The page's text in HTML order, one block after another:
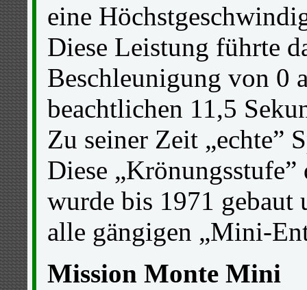
eine
Diese Leistung führte
Beschleunigung von 0
beachtlichen 11,5
Zu seiner Zeit „echte”
Diese
wurde bis 1971 gebaut
alle gängigen „Mini-
Mission Monte Mini